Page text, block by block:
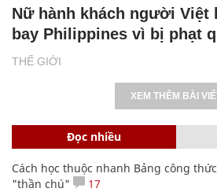
THẾ GIỚI
Nữ hành khách người Việt
bay Philippines vì bị phạt
XEM THÊM BÀI
Đọc nhiều
Cách học thuộc nhanh Bảng công
"thần chú"
17